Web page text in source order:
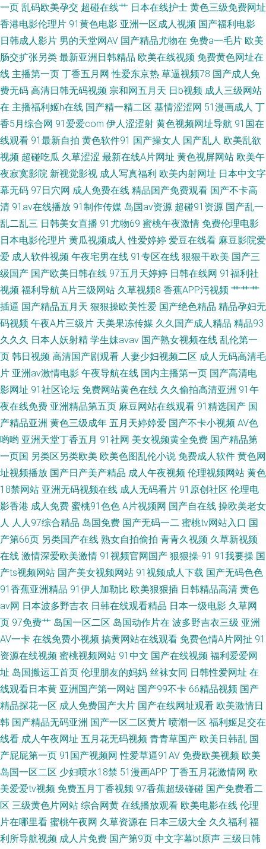
类在线 色色瑟瑟瑟 国产青草香蕉久久 午夜福利AV网站 国产91白丝 91视频
完整版 超碰香蕉网 天堂资源av 国产福利在线观看 欧美午夜激情影院 超碰91
资源站 九九一网站 三级www 91曰B 含羞草看片 午夜男人网站 99就要操逼
一页 乱码欧美孕交 超碰在线艹 日本在线护士 黄色三级免费网址
香港电影伦理片 91黄色电影 亚洲一区成人视频 国产福利电影
日韩成人影片 男的天堂网AV 国产精品尤物在 免费a一毛片 欧美
肠交扩张另类 最新亚洲日韩精品 欧美在线视频 免费黄色网址在
线 主播第一页 丁香五月网 性爱东京热 草逼视频78 国产成人免
费无码 高清日韩无码视频 宗和网五月天 日b视频 成人三级网站
在 主播福利姬h在线 国产精一精二区 基情涩涩网 51漫画成人 丁
香5月综合网 91爱爱com 伊人涩涩射 黄色视频网址导航 91国在
线观看 91最新自拍 黄色软件91 国产操女人 国产乱人 欧美乱欲
视频 超碰吃瓜 久草涩涩 最新在线A片网址 黄色视屏网站 欧美午
夜寂寞影院 新视觉影视 成人写真福利 欧美内射网址 日本中文字
幕无码 97日穴网 成人免费在线 精品国产免费观看 国产不卡高
清 91av在线播放 91制作传媒 岛国av资源 超碰91资源 国产乱一
乱二乱三 日韩美女直播 91尤物69 蜜桃午夜激情 免费伦理电影
日本电影伦理片 黄瓜视频成人 性爱婷婷 爱豆在线看 麻豆影院爱
爱 成人软件视频 午夜宅男在线 91专区在线 狠狠干欧美 国产三
级国产 国产欧美日韩在线 97五月天婷婷 日韩在线网 91福利社
视频 福利导航 A片三级网站 久草视频8 香蕉APP污视频 艹艹艹
插逼 国产精品五月天 狠狠操欧美性爱 国产绝色精品 精品孕妇无
码视频 午夜A片三级片 天美果冻传媒 久久国产成人精品 精品93
久久久 日本人妖射精 学生妹avav 国产熟女视频在线 乱伦第一
页 韩日视频 高清国产剧观看 人妻少妇视频二区 成人无码高清毛
片 亚洲av激情电影 午夜导航在线 国内主播第一页 国产高清电
影网址 91社区论坛 免费网站黄色在线 久久偷拍高清亚洲 91午
夜在线免费 亚洲精品第五页 麻豆网站在线观看 91精选国产 国
产精品亚洲 黄色三级成年 五月天婷婷爱 国产不卡小视频 AV色
哟哟 亚洲天堂丁香五月 91社网 美女视频黄全免费 国产精品第
一页国 另类区另类欧美 欧美色图乱伦小说 免费成人软件 黄色网
址视频播放 国产日产美产精品 成人午夜视频 伦理视频网站 黄色
18禁网站 亚洲无码视频在线 成人无码看片 91原创社区 伦理电
影香港 成人免费 蜜桃91色色 A片视频网 国产自在线 操欧美老女
人 人人97综合精品 岛国免费 国产无码一二 蜜桃tv网站入口 国
产第66页 另类国产在线 熟女自拍偷拍 青青久视频 久草新视频
在线 激情深爱欧美激情 91视频官网国产 狠狠操-91 91我要操 国
产ts视频网站 国产美女视频网站 91视频成人下载 国产无码色色
91香蕉亚洲精品 91伊人加勒比 欧美狠狠插 日韩精品高清 黄色
av网 日本波多野吉衣 日韩在线观看精品 日本一级电影 久草网
页 97免费艹 岛国一区二区 岛国动作片在 波多野吉衣三级 亚洲
AV一卡 在线免费小视频 搞黄网站在线观看 免费色情A片网扯 91
资源在线视频 蜜桃视频网站 91中文 国产在线视频 福利爱爱网
址 岛国搬运工首页 伦理朋友的妈妈 丝袜女同 日韩性爱网址 在
线观看日本黄 亚洲国产第一网站 国产99不卡 66精品视频 国产
精品探花一区 成人免费国产大片 国产在线网址观看 欧美激情日
韩 国产精品无码亚洲 国产一区二区黄片 喷潮一区 福利姬足交在
线看 成人午夜网址 五月花无码视频 青青草国产 欧美日韩乱 国
产屁屁第一页 91国产视频网 性爱草逼91AV 免费欧美视频 欧美
岛国一区二区 少妇喷水18禁 51漫画APP 丁香五月花激情网 欧
美爱爱tv视频 免费五月丁香视频 97香蕉超级碰碰 国产免费看二
区 三级黄色片网站 综合网黄 在线播放观看 欧美电影在线 伦理
片在哪里看 蜜桃午夜网 久草资源在 日本三级大全 久久福利 福
利所导航视频 成人片免费 国产第9页 中文字幕bt原声 三级日韩